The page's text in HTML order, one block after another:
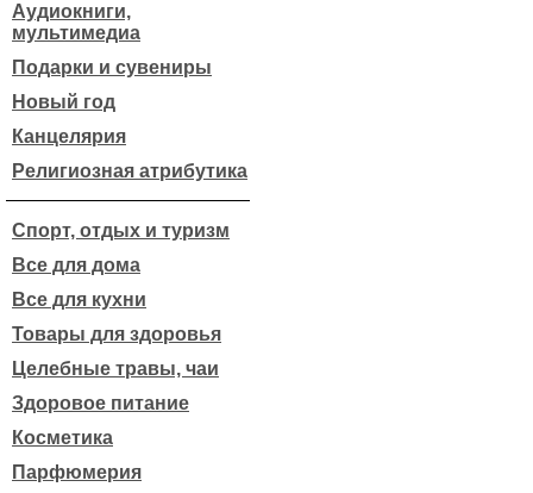
Аудиокниги,
мультимедиа
Подарки и сувениры
Новый год
Канцелярия
Религиозная атрибутика
Спорт, отдых и туризм
Все для дома
Все для кухни
Товары для здоровья
Целебные травы, чаи
Здоровое питание
Косметика
Парфюмерия